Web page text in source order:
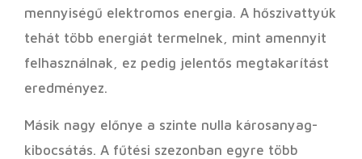
mennyiségű elektromos energia. A hőszivattyúk
tehát több energiát termelnek, mint amennyit
felhasználnak, ez pedig jelentős megtakarítást
eredményez.
Másik nagy előnye a szinte nulla károsanyag-
kibocsátás. A fűtési szezonban egyre több